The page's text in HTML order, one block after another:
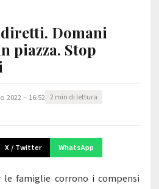
Domani
piazza. Stop
2022 – 16:52 2 min di lettura
X / Twitter WhatsApp
famiglie corrono i compensi